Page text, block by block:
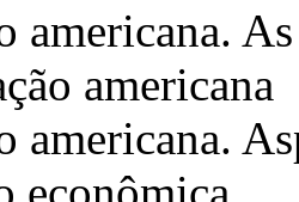
americana.
americana
americana.
econômica